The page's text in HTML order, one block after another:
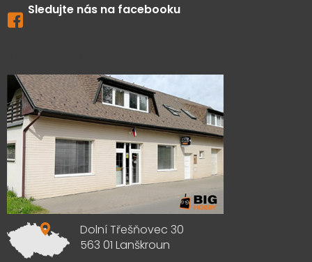
Sledujte nás na facebooku
Dolní Třešňovec 30
563 01 Lanškroun